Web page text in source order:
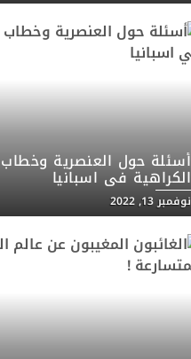
أسئلة حول العنصرية وخطاب
الكراهية في اسبانيا
نوفمبر 13, 2022